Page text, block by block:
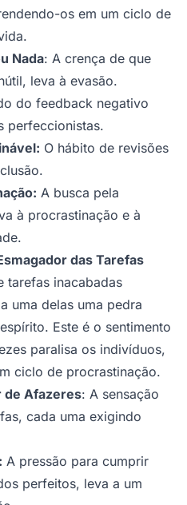
os em um ciclo de
Nada: A crença de que
leva à evasão.
do feedback negativo
perfeccionistas.
O hábito de revisões
A busca pela
à procrastinação e à
das Tarefas
tarefas inacabadas
uma delas uma pedra
Este é o sentimento
paralisa os indivíduos,
ciclo de procrastinação.
de Afazeres: A sensação
cada uma exigindo
A pressão para cumprir
perfeitos, leva a um